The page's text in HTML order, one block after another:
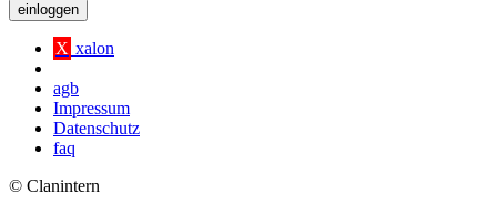
einloggen
X xalon
agb
Impressum
Datenschutz
faq
© Clanintern